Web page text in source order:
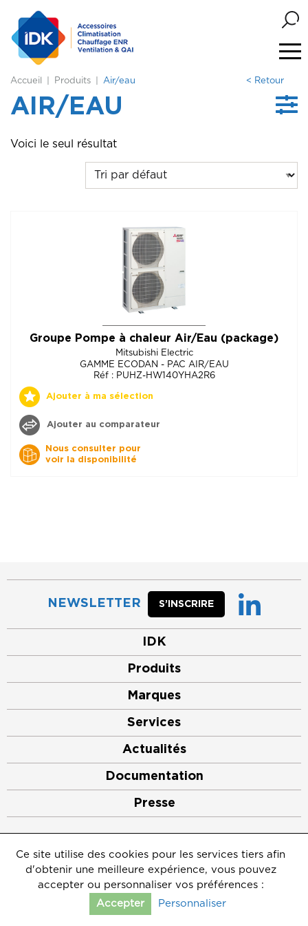
Accueil Produits Air/eau < Retour
AIR/EAU
Voici le seul résultat
Groupe Pompe à chaleur Air/Eau (package)
Mitsubishi Electric
GAMME ECODAN - PAC AIR/EAU
Réf : PUHZ-HW140YHA2R6
Ajouter à ma sélection
Ajouter au comparateur
Nous consulter pour
voir la disponibilité
NEWSLETTER S’INSCRIRE
IDK
Produits
Marques
Services
Actualités
Documentation
Presse
Mentions légales
Crédits
Politique de protection des données personnelles
Gérer les cookies
Contact
Afficher le comparateur
Ce site utilise des cookies pour les services tiers afin
d'obtenir une meilleure expérience, vous pouvez
accepter ou personnaliser vos préférences :
Accepter
Personnaliser